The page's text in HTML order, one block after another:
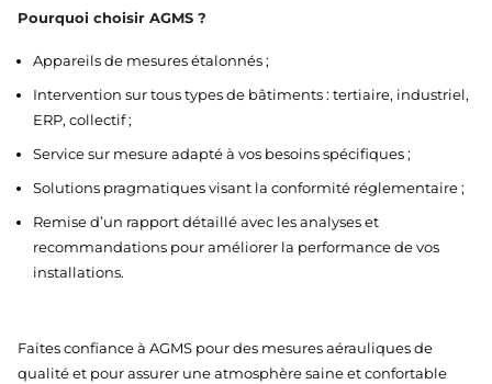
Pourquoi choisir AGMS ?
Appareils de mesures étalonnés ;
Intervention sur tous types de bâtiments : tertiaire, industriel,
ERP, collectif ;
Service sur mesure adapté à vos besoins spécifiques ;
Solutions pragmatiques visant la conformité réglementaire ;
Remise d’un rapport détaillé avec les analyses et
recommandations pour améliorer la performance de vos
installations.
Faites confiance à AGMS pour des mesures aérauliques de
qualité et pour assurer une atmosphère saine et confortable